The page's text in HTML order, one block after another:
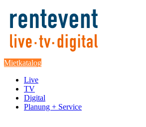
Mietkatalog
Live
TV
Digital
Planung + Service